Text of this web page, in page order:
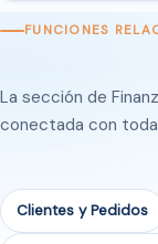
FUNCIONES
La sección de
conectada con
Clientes y Pedidos